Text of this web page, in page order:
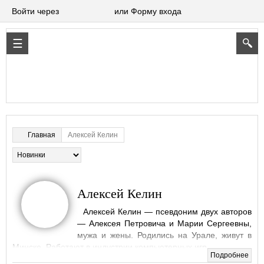
Войти через или Форму входа
Главная Алексей Келин
Алексей Келин
Алексей Келин — псевдоним двух авторов
— Алексея Петровича и Марии Сергеевны,
мужа и жены. Родились на Урале, живут в
Минске. Работают в индустрии компьютерных игр.
Подробнее